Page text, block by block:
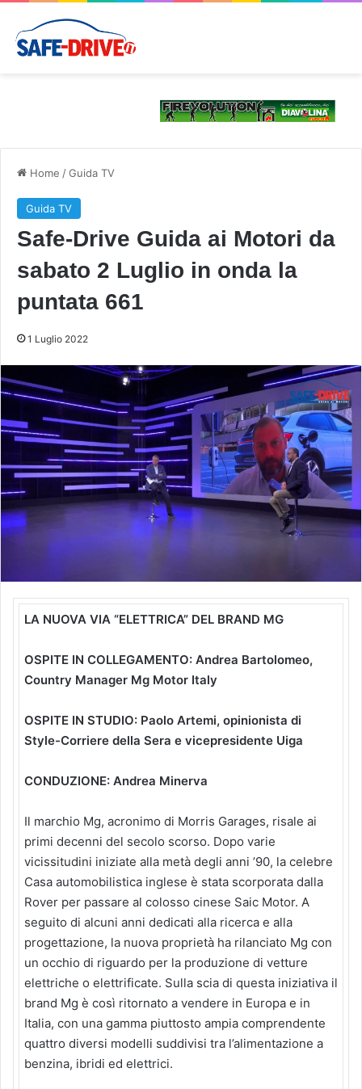
Home /Guida TV
Guida TV
Safe-Drive Guida ai Motori da
sabato 2 Luglio in onda la
puntata 661
1 Luglio 2022
LA NUOVA VIA “ELETTRICA” DEL BRAND MG
OSPITE IN COLLEGAMENTO: Andrea Bartolomeo,
Country Manager Mg Motor Italy
OSPITE IN STUDIO: Paolo Artemi, opinionista di
Style-Corriere della Sera e vicepresidente Uiga
CONDUZIONE: Andrea Minerva
Il marchio Mg, acronimo di Morris Garages, risale ai
primi decenni del secolo scorso. Dopo varie
vicissitudini iniziate alla metà degli anni ’90, la celebre
Casa automobilistica inglese è stata scorporata dalla
Rover per passare al colosso cinese Saic Motor. A
seguito di alcuni anni dedicati alla ricerca e alla
progettazione, la nuova proprietà ha rilanciato Mg con
un occhio di riguardo per la produzione di vetture
elettriche o elettrificate. Sulla scia di questa iniziativa il
brand Mg è così ritornato a vendere in Europa e in
Italia, con una gamma piuttosto ampia comprendente
quattro diversi modelli suddivisi tra l’alimentazione a
benzina, ibridi ed elettrici.